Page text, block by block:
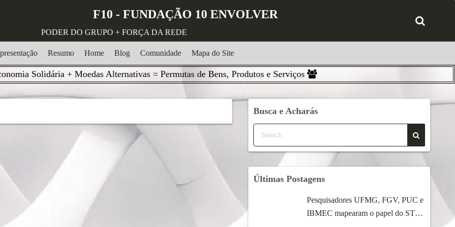
F10 - FUNDAÇÃO 10 ENVOLVER
PODER DO GRUPO + FORÇA DA REDE
Resumo Home Blog Comunidade Mapa do Site
Solidária + Moedas Alternativas = Permutas de Bens, Produtos e Serviços
Busca e Acharás
Últimas Postagens
Pesquisadores UFMG, FGV, PUC e
IBMEC mapearam o papel do STF